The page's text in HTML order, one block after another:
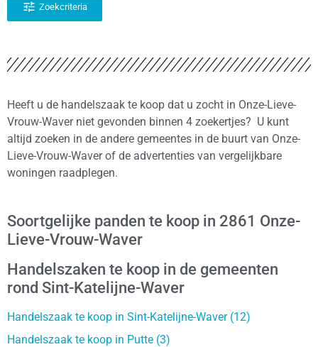
Zoekcriteria
Heeft u de handelszaak te koop dat u zocht in Onze-Lieve-
Vrouw-Waver niet gevonden binnen 4 zoekertjes? U kunt
altijd zoeken in de andere gemeentes in de buurt van Onze-
Lieve-Vrouw-Waver of de advertenties van vergelijkbare
woningen raadplegen.
Soortgelijke panden te koop in 2861 Onze-
Lieve-Vrouw-Waver
Handelszaken te koop in de gemeenten
rond Sint-Katelijne-Waver
Handelszaak te koop in Sint-Katelijne-Waver (12)
Handelszaak te koop in Putte (3)